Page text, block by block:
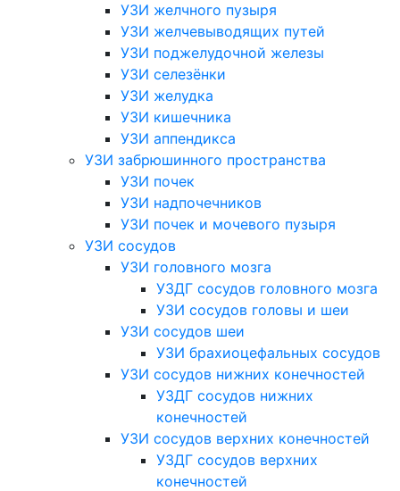
УЗИ желчного пузыря
УЗИ желчевыводящих путей
УЗИ поджелудочной железы
УЗИ селезёнки
УЗИ желудка
УЗИ кишечника
УЗИ аппендикса
УЗИ забрюшинного пространства
УЗИ почек
УЗИ надпочечников
УЗИ почек и мочевого пузыря
УЗИ сосудов
УЗИ головного мозга
УЗДГ сосудов головного мозга
УЗИ сосудов головы и шеи
УЗИ сосудов шеи
УЗИ брахиоцефальных сосудов
УЗИ сосудов нижних конечностей
УЗДГ сосудов нижних
конечностей
УЗИ сосудов верхних конечностей
УЗДГ сосудов верхних
конечностей